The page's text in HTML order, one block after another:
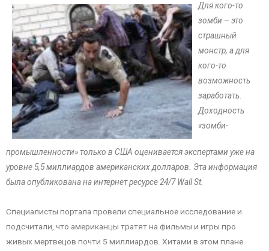
Для кого-то
зомби – это
страшный
монстр, а для
кого-то
возможность
заработать.
Доходность
«зомби-
промышленности» только в США оценивается экспертами уже на
уровне 5,5 миллиардов американских долларов. Эта информация
была опубликована на интернет ресурсе 24/7 Wall St.
Специалисты портала провели специальное исследование и
подсчитали, что американцы тратят на фильмы и игры про
живых мертвецов почти 5 миллиардов. Хитами в этом плане